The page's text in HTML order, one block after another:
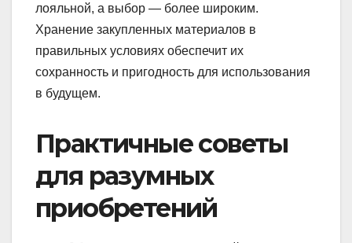
лояльной, а выбор — более широким.
Хранение закупленных материалов в
правильных условиях обеспечит их
сохранность и пригодность для использования
в будущем.
Практичные советы
для разумных
приобретений